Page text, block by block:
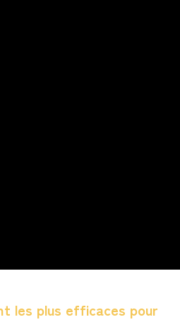
les plus efficaces pour